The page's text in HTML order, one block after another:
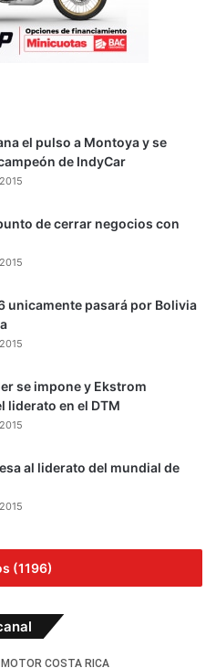
el pulso a Montoya y se
de IndyCar
de cerrar negocios con
unicamente pasará por Bolivia
se impone y Ekstrom
liderato en el DTM
al liderato del mundial de
(1196)